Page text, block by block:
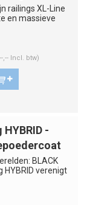
railings XL-Line
en massieve
,-- Incl. btw)
-
BLACK
HYBRID verenigt